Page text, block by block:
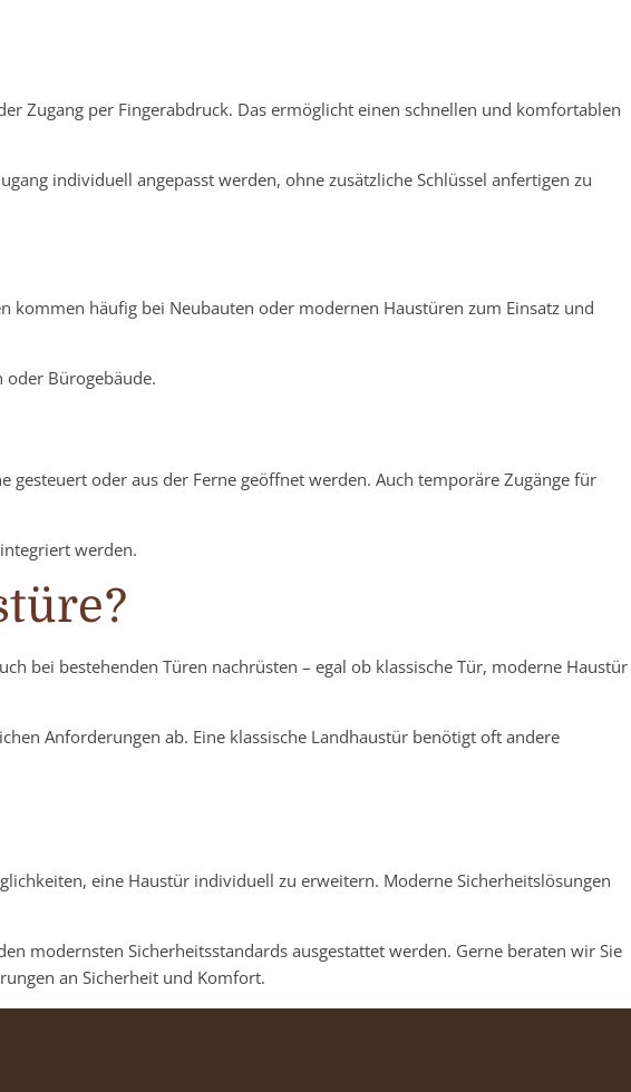
Zugang per Fingerabdruck. Das ermöglicht einen schnellen und komfortablen
individuell angepasst werden, ohne zusätzliche Schlüssel anfertigen zu
kommen häufig bei Neubauten oder modernen Haustüren zum Einsatz und
Bürogebäude.
gesteuert oder aus der Ferne geöffnet werden. Auch temporäre Zugänge für
werden.
bei bestehenden Türen nachrüsten – egal ob klassische Tür, moderne Haustür
Anforderungen ab. Eine klassische Landhaustür benötigt oft andere
eine Haustür individuell zu erweitern. Moderne Sicherheitslösungen
modernsten Sicherheitsstandards ausgestattet werden. Gerne beraten wir Sie
an Sicherheit und Komfort.